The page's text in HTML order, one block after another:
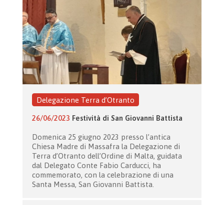
Delegazione Terra d’Otranto
26/06/2023 Festività di San Giovanni Battista
Domenica 25 giugno 2023 presso l’antica
Chiesa Madre di Massafra la Delegazione di
Terra d’Otranto dell’Ordine di Malta, guidata
dal Delegato Conte Fabio Carducci, ha
commemorato, con la celebrazione di una
Santa Messa, San Giovanni Battista.